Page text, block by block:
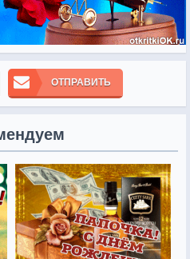
ОТПРАВИТЬ